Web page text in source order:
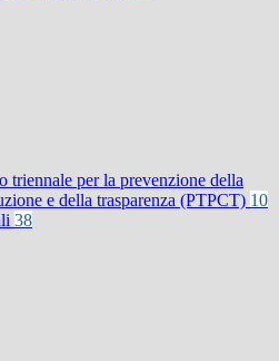
triennale per la prevenzione della
e della trasparenza (PTPCT) 10
38